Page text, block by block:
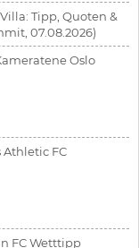
Tipp, Quoten &
07.08.2026)
Oslo
Athletic FC
FC Wetttipp